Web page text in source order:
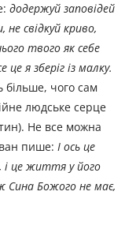
додержуй заповідей
свідкуй криво,
твого як себе
це я зберіг із малку.
більше, чого сам
людське серце
Не все можна
пише:І ось це
це життя у його
Божого не має,